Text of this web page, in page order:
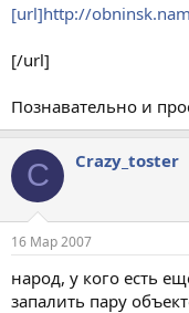
[url]http://
[/url]
Познавательно и
C Crazy_toster
16 Мар 2007
народ, у кого есть
запалить пару